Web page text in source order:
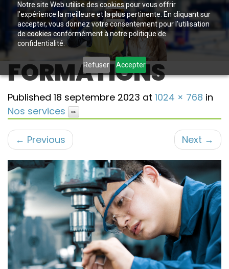
Notre site Web utilise des cookies pour vous offrir
l’expérience la meilleure et la plus pertinente. En cliquant sur
accepter, vous donnez votre consentement pour l’utilisation
de cookies conformément à notre politique de
confidentialité.
Refuser Accepter
FORMATIONS
Published 18 septembre 2023 at 1024 × 768 in
Nos services
← Previous Next →